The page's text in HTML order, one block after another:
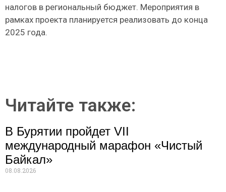
налогов в региональный бюджет. Мероприятия в
рамках проекта планируется реализовать до конца
2025 года.
Читайте также:
В Бурятии пройдет VII
международный марафон «Чистый
Байкал»
08.08.2026